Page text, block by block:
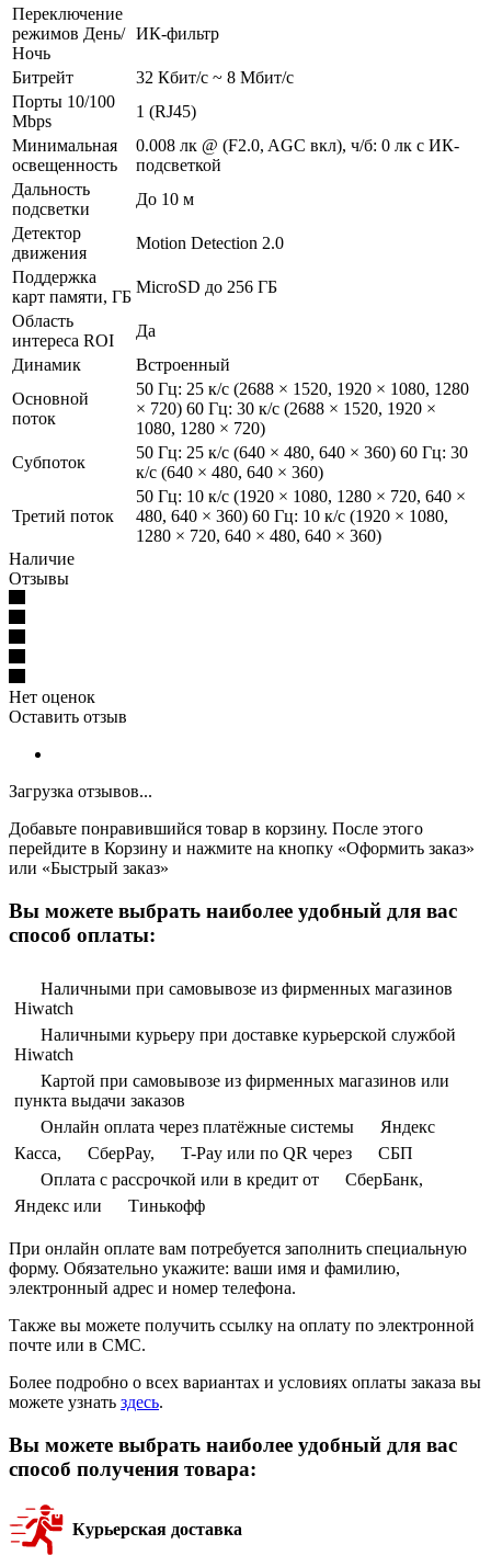
Переключение
режимов День/
Ночь
ИК-фильтр
Битрейт
32 Кбит/с ~ 8 Мбит/с
Порты 10/100
Mbps
1 (RJ45)
Минимальная
освещенность
0.008 лк @ (F2.0, AGC вкл), ч/б: 0 лк с ИК-
подсветкой
Дальность
подсветки
До 10 м
Детектор
движения
Motion Detection 2.0
Поддержка
карт памяти, ГБ
MicroSD до 256 ГБ
Область
интереса ROI
Да
Динамик
Встроенный
Основной
поток
50 Гц: 25 к/с (2688 × 1520, 1920 × 1080, 1280
× 720) 60 Гц: 30 к/с (2688 × 1520, 1920 ×
1080, 1280 × 720)
Субпоток
50 Гц: 25 к/с (640 × 480, 640 × 360) 60 Гц: 30
к/с (640 × 480, 640 × 360)
Третий поток
50 Гц: 10 к/с (1920 × 1080, 1280 × 720, 640 ×
480, 640 × 360) 60 Гц: 10 к/с (1920 × 1080,
1280 × 720, 640 × 480, 640 × 360)
Наличие
Отзывы
Нет оценок
Оставить отзыв
Загрузка отзывов...
Добавьте понравившийся товар в корзину. После этого
перейдите в Корзину и нажмите на кнопку «Оформить заказ»
или «Быстрый заказ»
Вы можете выбрать наиболее удобный для вас
способ оплаты:
Наличными при самовывозе из фирменных магазинов
Hiwatch
Наличными курьеру при доставке курьерской службой
Hiwatch
Картой при самовывозе из фирменных магазинов или
пункта выдачи заказов
Онлайн оплата через платёжные системы
Яндекс
Касса,
СберPay, T-Pay или по QR через
СБП
Оплата с рассрочкой или в кредит от
СберБанк,
Яндекс или
Тинькофф
При онлайн оплате вам потребуется заполнить специальную
форму. Обязательно укажите: ваши имя и фамилию,
электронный адрес и номер телефона.
Также вы можете получить ссылку на оплату по электронной
почте или в СМС.
Более подробно о всех вариантах и условиях оплаты заказа вы
можете узнать здесь.
Вы можете выбрать наиболее удобный для вас
способ получения товара:
Курьерская доставка